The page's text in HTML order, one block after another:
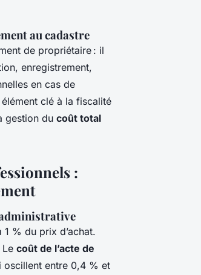
au cadastre
de propriétaire : il
enregistrement,
en cas de
clé à la fiscalité
gestion du coût total
:
administrative
% du prix d’achat.
coût de l’acte de
oscillent entre 0,4 % et